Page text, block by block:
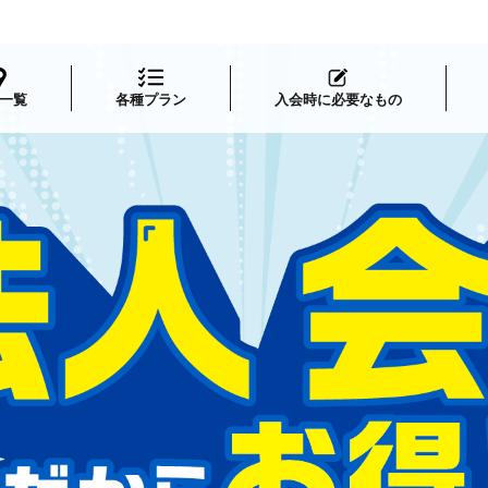
覧 各種プラン 入会時に必要なもの